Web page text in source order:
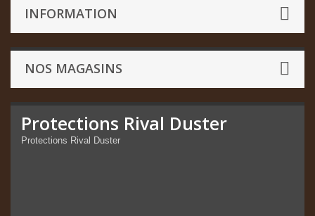
INFORMATION
NOS MAGASINS
Protections Rival Duster
Protections Rival Duster